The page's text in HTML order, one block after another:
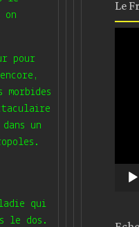
on
pour
un
qui
le dos.
Le